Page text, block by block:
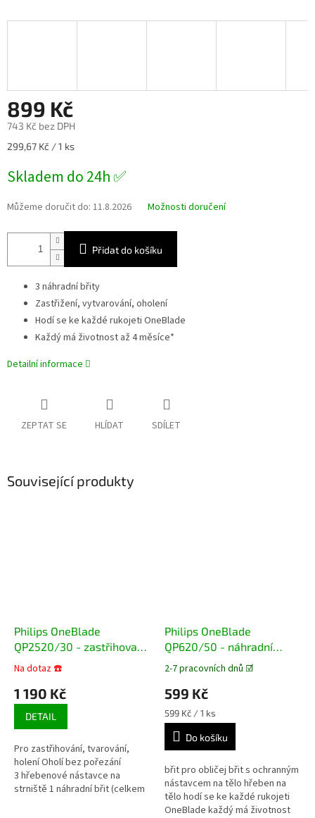
899 Kč
743 Kč bez DPH
Měrná
299,67 Kč / 1 ks
Skladem do 24h ✅
Můžeme doručit do: 11.8.2026 Možnosti doručení
Přidat do košíku
3 náhradní břity
Zastřižení, vytvarování, oholení
Hodí se ke každé rukojeti OneBlade
Každý má životnost až 4 měsíce*
Detailní informace
ZEPTAT SE HLÍDAT SDÍLET
Související produkty
Philips OneBlade
QP2520/30 - zastřihovač
vousů a vlasů
Průměrné
produktu
5
hvězdiček.
Na dotaz ☎️
1 190 Kč
DETAIL
Pro zastřihování, tvarování,
holení Oholí bez pořezání
3 hřebenové nástavce na
strniště 1 náhradní břit (celkem
Philips OneBlade
QP620/50 - náhradní
Průměrné
produktu
je
4,8
5
hvězdiček.
2-7 pracovních dnů ☑️
599 Kč
Měrná
cena:
599 Kč / 1 ks
Do košíku
břit pro obličej břit s ochranným
nástavcem na tělo hřeben na
tělo hodí se ke každé rukojeti
OneBlade každý má životnost